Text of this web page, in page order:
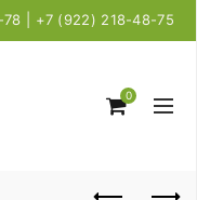
| +7 (922) 218-48-75
0